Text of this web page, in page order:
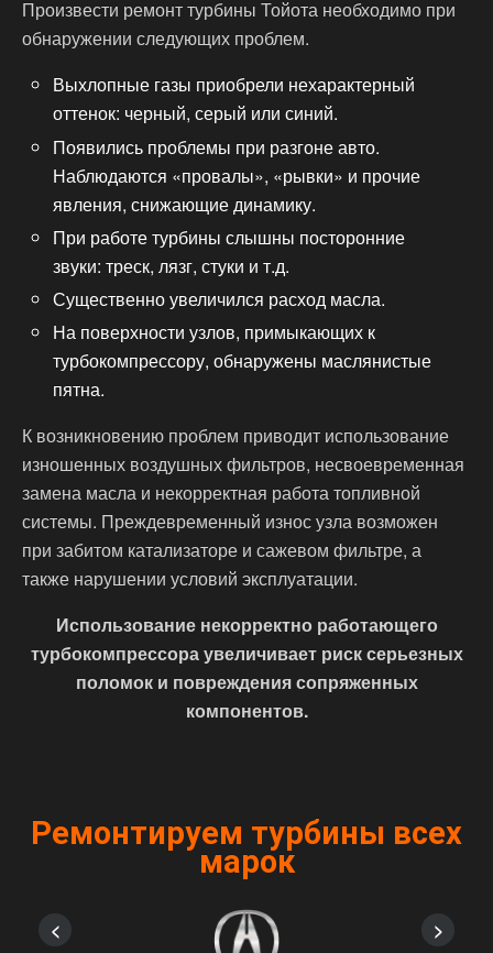
Произвести ремонт турбины Тойота необходимо при
обнаружении следующих проблем.
Выхлопные газы приобрели нехарактерный
оттенок: черный, серый или синий.
Появились проблемы при разгоне авто.
Наблюдаются «провалы», «рывки» и прочие
явления, снижающие динамику.
При работе турбины слышны посторонние
звуки: треск, лязг, стуки и т.д.
Существенно увеличился расход масла.
На поверхности узлов, примыкающих к
турбокомпрессору, обнаружены маслянистые
пятна.
К возникновению проблем приводит использование
изношенных воздушных фильтров, несвоевременная
замена масла и некорректная работа топливной
системы. Преждевременный износ узла возможен
при забитом катализаторе и сажевом фильтре, а
также нарушении условий эксплуатации.
Использование некорректно работающего
турбокомпрессора увеличивает риск серьезных
поломок и повреждения сопряженных
компонентов.
Ремонтируем турбины всех
марок
< >